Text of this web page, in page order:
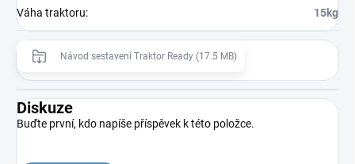
Váha traktoru: 15kg
Návod sestavení Traktor Ready (17.5 MB)
Diskuze
Buďte první, kdo napíše příspěvek k této položce.